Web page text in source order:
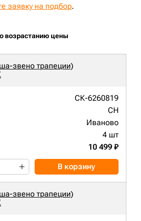
заявку на подбор.
возрастанию цены
звено трапеции)
СК-6260819
CH
Иваново
4 шт
10 499 ₽
В корзину
звено трапеции)